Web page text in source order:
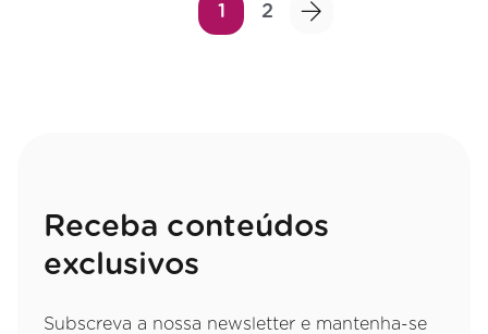
1 2
Receba conteúdos
exclusivos
Subscreva a nossa newsletter e mantenha-se